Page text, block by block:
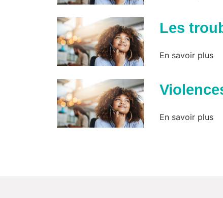
Les
En savoir plus
En savoir plus